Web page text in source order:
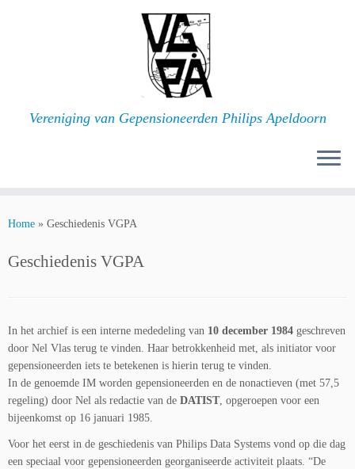
Vereniging van Gepensioneerden Philips Apeldoorn
Home » Geschiedenis VGPA
Geschiedenis VGPA
In het archief is een interne mededeling van 10 december 1984 geschreven
door Nel Vlas terug te vinden. Haar betrokkenheid met, als initiator voor
gepensioneerden iets te betekenen is hierin terug te vinden.
In de genoemde IM worden gepensioneerden en de nonactieven (met 57,5
regeling) door Nel als redactie van de DATIST, opgeroepen voor een
bijeenkomst op 16 januari 1985.
Voor het eerst in de geschiedenis van Philips Data Systems vond op die dag
een speciaal voor gepensioneerden georganiseerde activiteit plaats. “De